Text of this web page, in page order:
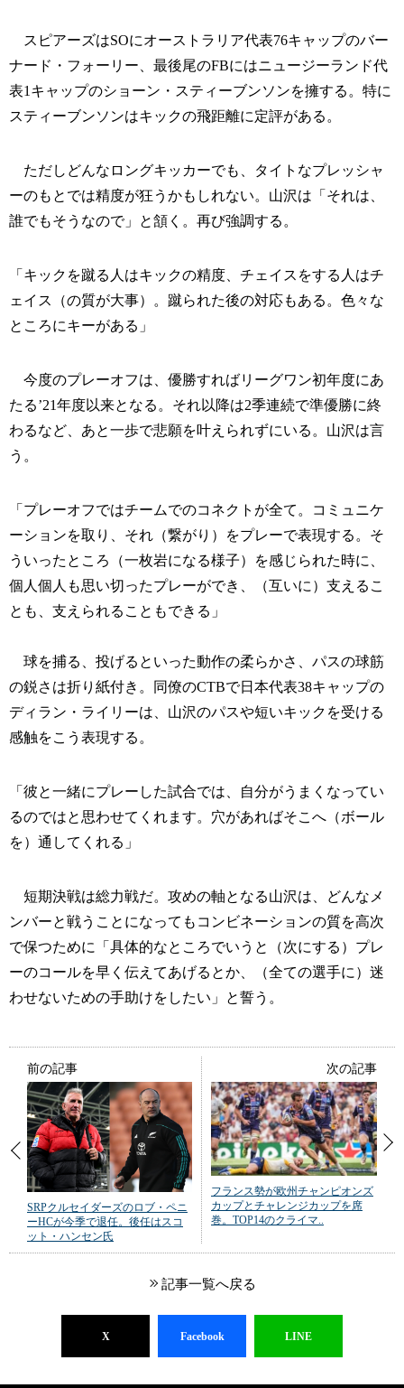
スピアーズはSOにオーストラリア代表76キャップのバー
ナード・フォーリー、最後尾のFBにはニュージーランド代
表1キャップのショーン・スティーブンソンを擁する。特に
スティーブンソンはキックの飛距離に定評がある。
ただしどんなロングキッカーでも、タイトなプレッシャ
ーのもとでは精度が狂うかもしれない。山沢は「それは、
誰でもそうなので」と頷く。再び強調する。
「キックを蹴る人はキックの精度、チェイスをする人はチ
ェイス（の質が大事）。蹴られた後の対応もある。色々な
ところにキーがある」
今度のプレーオフは、優勝すればリーグワン初年度にあ
たる’21年度以来となる。それ以降は2季連続で準優勝に終
わるなど、あと一歩で悲願を叶えられずにいる。山沢は言
う。
「プレーオフではチームでのコネクトが全て。コミュニケ
ーションを取り、それ（繋がり）をプレーで表現する。そ
ういったところ（一枚岩になる様子）を感じられた時に、
個人個人も思い切ったプレーができ、（互いに）支えるこ
とも、支えられることもできる」
球を捕る、投げるといった動作の柔らかさ、パスの球筋
の鋭さは折り紙付き。同僚のCTBで日本代表38キャップの
ディラン・ライリーは、山沢のパスや短いキックを受ける
感触をこう表現する。
「彼と一緒にプレーした試合では、自分がうまくなってい
るのではと思わせてくれます。穴があればそこへ（ボール
を）通してくれる」
短期決戦は総力戦だ。攻めの軸となる山沢は、どんなメ
ンバーと戦うことになってもコンビネーションの質を高次
で保つために「具体的なところでいうと（次にする）プレ
ーのコールを早く伝えてあげるとか、（全ての選手に）迷
わせないための手助けをしたい」と誓う。
前の記事
SRPクルセイダーズのロブ・ペニ
ーHCが今季で退任。後任はスコ
ット・ハンセン氏
次の記事
フランス勢が欧州チャンピオンズ
カップとチャレンジカップを席
巻。TOP14のクライマ..
記事一覧へ戻る
X Facebook LINE